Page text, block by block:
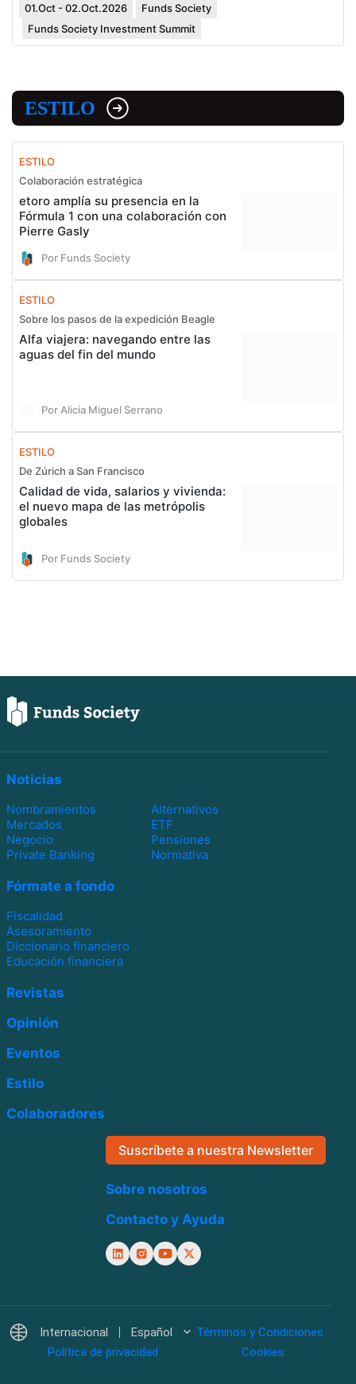
01.Oct - 02.Oct.2026
Funds Society
Funds Society Investment Summit
ESTILO
ESTILO
Colaboración estratégica
etoro amplía su presencia en la
Fórmula 1 con una colaboración con
Pierre Gasly
Por Funds Society
ESTILO
Sobre los pasos de la expedición Beagle
Alfa viajera: navegando entre las
aguas del fin del mundo
Por Alicia Miguel Serrano
ESTILO
De Zúrich a San Francisco
Calidad de vida, salarios y vivienda:
el nuevo mapa de las metrópolis
globales
Por Funds Society
Noticias
Nombramientos
Alternativos
Mercados
ETF
Negocio
Pensiones
Private Banking
Normativa
Fórmate a fondo
Fiscalidad
Asesoramiento
Diccionario financiero
Educación financiera
Revistas
Opinión
Eventos
Estilo
Colaboradores
Suscríbete a nuestra Newsletter
Sobre nosotros
Contacto y Ayuda
Internacional Español
Términos y Condiciones
Política de privacidad
Cookies